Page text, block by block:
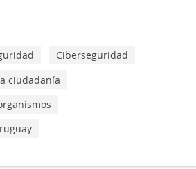
Ciberseguridad
ciudadanía